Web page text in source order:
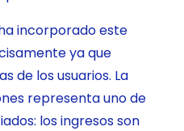
incorporado este
ya que
de los usuarios. La
representa uno de
los ingresos son